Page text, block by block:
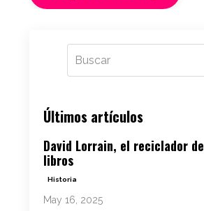
Últimos artículos
David Lorrain, el reciclador de
libros
Historia
May 16, 2025